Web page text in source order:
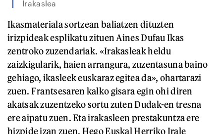
Irakaslea
Ikasmateriala sortzean baliatzen dituzten
irizpideak esplikatu zituen Aines Dufau Ikas
zentroko zuzendariak. «Irakasleak heldu
zaizkigularik, haien arrangura, zuzentasuna baino
gehiago, ikasleek euskaraz egitea da», ohartarazi
zuen. Frantsesaren kalko gisara egin ohi diren
akatsak zuzentzeko sortu zuten Dudak-en tresna
ere aipatu zuen. Eta irakasleen prestakuntza ere
hizpide izan zuen, Hego Euskal Herriko Irale